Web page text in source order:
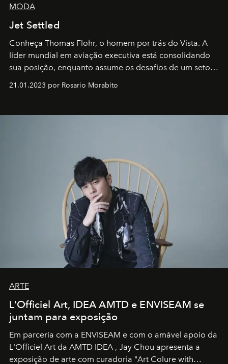
MODA
Jet Settled
Conheça Thomas Flohr, o homem por trás do Vista. A
líder mundial em aviação executiva está consolidando
sua posição, enquanto assume os desafios de um setor
em rápida evolução e redefinindo o conceito de luxo
21.01.2023 por Rosario Morabito
ARTE
L'Officiel Art, IDEA AMTD e ENVISEAM se
juntam para exposição
Em parceria com a ENVISEAM e com o amável apoio da
L'Officiel Art da AMTD IDEA , Jay Chou apresenta a
exposição de arte com curadoria "Art Colure with